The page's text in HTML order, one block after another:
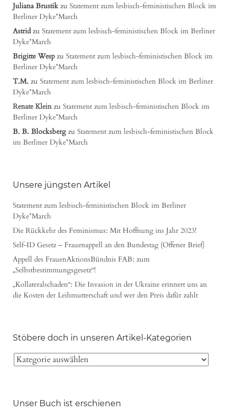
Juliana Brustik zu Statement zum lesbisch-feministischen Block im
Berliner Dyke*March
Astridzu Statement zum lesbisch-feministischen Block im Berliner
Dyke*March
Brigitte Wespzu Statement zum lesbisch-feministischen Block im
Berliner Dyke*March
T.M. zu Statement zum lesbisch-feministischen Block im Berliner
Dyke*March
Renate Kleinzu Statement zum lesbisch-feministischen Block im
Berliner Dyke*March
B. B. Blocksbergzu Statement zum lesbisch-feministischen Block
im Berliner Dyke*March
Unsere jüngsten Artikel
Statement zum lesbisch-feministischen Block im Berliner
Dyke*March
Die Rückkehr des Feminismus: Mit Hoffnung ins Jahr 2023!
Self-ID Gesetz – Frauenappell an den Bundestag (Offener Brief)
Appell des FrauenAktionsBündnis FAB: zum
„Selbstbestimmungsgesetz“!
„Kollateralschaden“: Die Invasion in der Ukraine erinnert uns an
die Kosten der Leihmutterschaft und wer den Preis dafür zahlt
Stöbere doch in unseren Artikel-Kategorien
Unser Buch ist erschienen